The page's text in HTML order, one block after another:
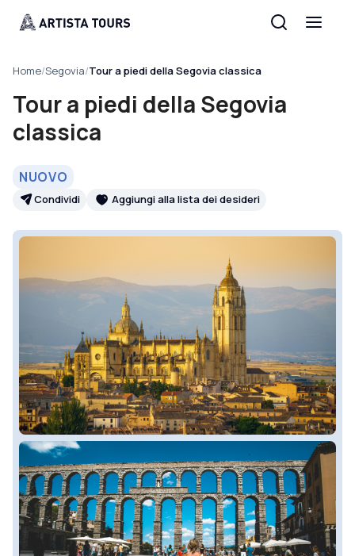
Home/Segovia/Tour a piedi della Segovia classica
Tour a piedi della Segovia
classica
NUOVO
Condividi Aggiungi alla lista dei desideri